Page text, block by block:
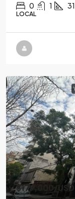
0 1 31
LOCAL
$179,000/USD